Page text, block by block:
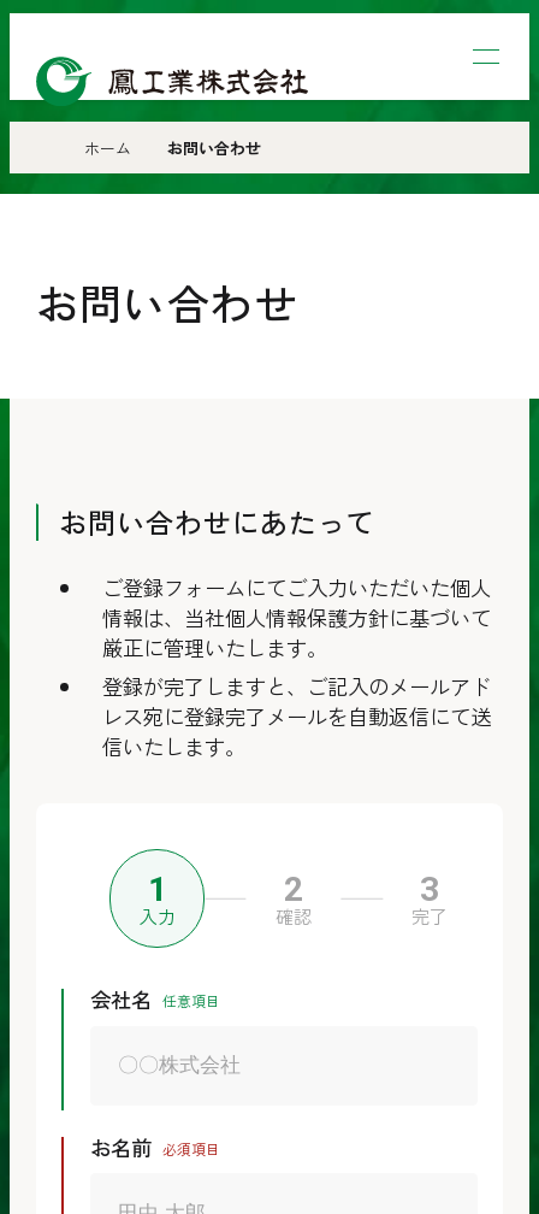
鳳
工
株
社
ホーム お問い合わせ
お問い合わせ
お問い合わせにあたって
ご登録フォームにてご入力いただいた個人
情報は、当社個人情報保護方針に基づいて
厳正に管理いたします。
登録が完了しますと、ご記入のメールアド
レス宛に登録完了メールを自動返信にて送
信いたします。
入力 確認 完了
会社名 任意項目
お名前 必須項目